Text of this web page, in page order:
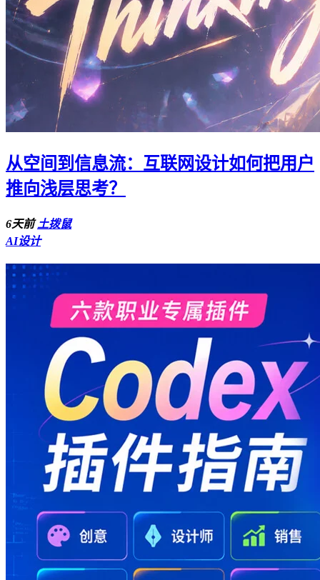
从空间到信息流：互联网设计如何把用户
推向浅层思考？
6天前土拨鼠
AI设计